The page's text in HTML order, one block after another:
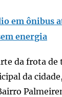
em ônibus
energia
da frota
da